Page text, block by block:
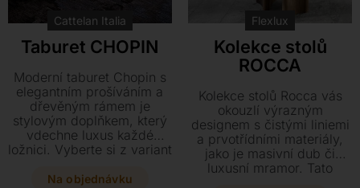
Cattelan Italia
Taburet CHOPIN
Moderní taburet Chopin s
elegantním prošíváním a
dřevěným rámem je
stylovým doplňkem, který
vdechne luxus každé
ložnici. Vyberte si z variant
kvalitní hovězí kůži a
Na objednávku
Flexlux
Kolekce stolů
ROCCA
Kolekce stolů Rocca vás
okouzlí výrazným
designem s čistými liniemi
a prvotřídními materiály,
jako je masivní dub či
luxusní mramor. Tato